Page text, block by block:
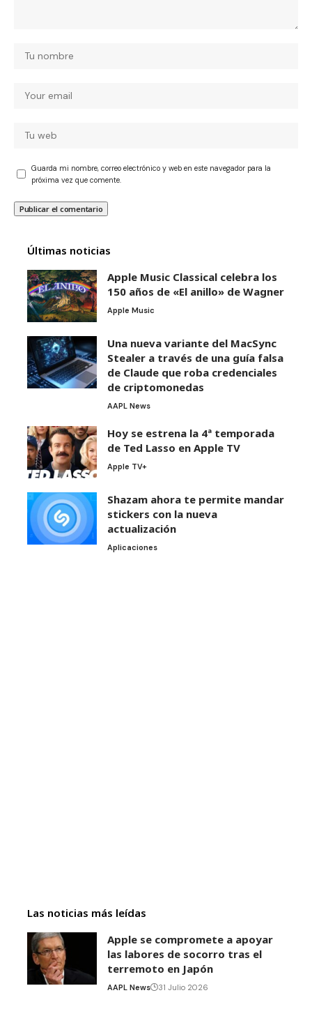
Guarda mi nombre, correo electrónico y web en este navegador para la
próxima vez que comente.
Últimas noticias
Apple Music Classical celebra los
150 años de «El anillo» de Wagner
Apple Music
Una nueva variante del MacSync
Stealer a través de una guía falsa
de Claude que roba credenciales
de criptomonedas
AAPL News
Hoy se estrena la 4ª temporada
de Ted Lasso en Apple TV
Apple TV+
Shazam ahora te permite mandar
stickers con la nueva
actualización
Aplicaciones
Las noticias más leídas
Apple se compromete a apoyar
las labores de socorro tras el
terremoto en Japón
AAPL News 31 Julio 2026